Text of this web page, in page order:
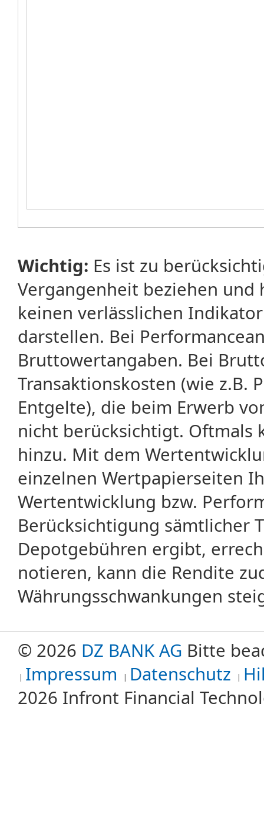
Wichtig: Es ist zu
Vergangenheit beziehen
keinen verlässlichen
darstellen. Bei
Bruttowertangaben. Bei
Transaktionskosten (wie z.B.
Entgelte), die beim Erwerb
nicht berücksichtigt. Oftmals
hinzu. Mit dem
einzelnen Wertpapierseiten
Wertentwicklung bzw.
Berücksichtigung sämtlicher
Depotgebühren ergibt,
notieren, kann die Rendite
Währungsschwankungen
© 2026 DZ BANK AG Bitte
Impressum
Datenschutz
2026 Infront Financial